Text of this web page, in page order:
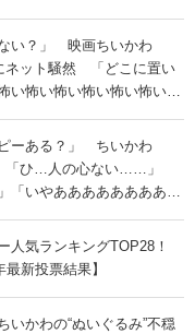
い？」 映画ちいかわ
ネット騒然 「どこに置い
い怖い怖い怖い怖い怖い怖
ーある？」 ちいかわ
「ひ…人の心ない……」
「いやあああああああああ
人気ランキングTOP28！
新投票結果】
かわの“ぬいぐるみ”不穏